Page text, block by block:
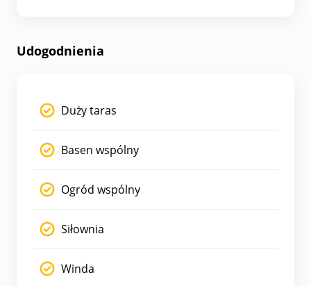
Udogodnienia
Duży taras
Basen wspólny
Ogród wspólny
Siłownia
Winda